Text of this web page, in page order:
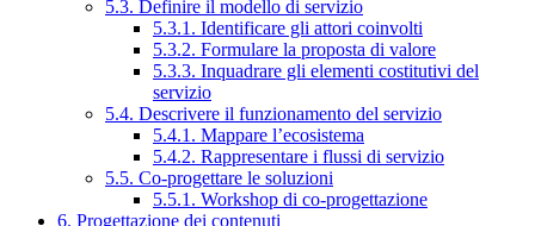
5.3. Definire il modello di servizio
5.3.1. Identificare gli attori coinvolti
5.3.2. Formulare la proposta di valore
5.3.3. Inquadrare gli elementi costitutivi del
servizio
5.4. Descrivere il funzionamento del servizio
5.4.1. Mappare l’ecosistema
5.4.2. Rappresentare i flussi di servizio
5.5. Co-progettare le soluzioni
5.5.1. Workshop di co-progettazione
6. Progettazione dei contenuti